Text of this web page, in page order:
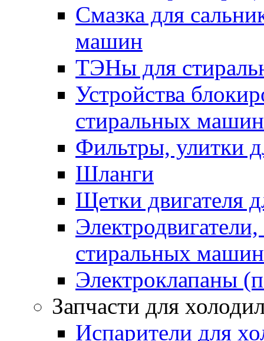
Смазка для
машин
ТЭНы для
Устройства
стиральных машин
Фильтры, улитки
Шланги
Щетки двигателя
стиральных машин
Электроклапаны
Запчасти для
Испарители для